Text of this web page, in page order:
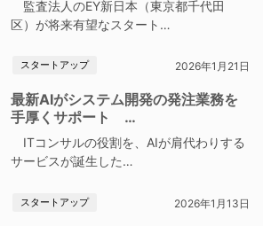
監査法人のEY新日本（東京都千代田
区）が将来有望なスタート…
スタートアップ 2026年1月21日
最新AIがシステム開発の発注業務を
手厚くサポート …
ITコンサルの役割を、AIが肩代わりする
サービスが誕生した…
スタートアップ 2026年1月13日